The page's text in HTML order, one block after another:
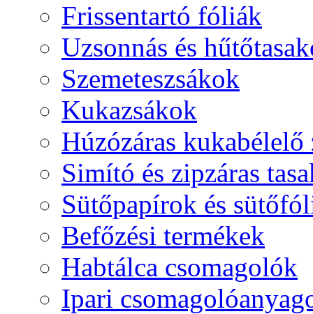
Frissentartó fóliák
Uzsonnás és
Szemeteszsákok
Kukazsákok
Húzózáras kukabélelő
Simító és zipzáras
Sütőpapírok és
Befőzési termékek
Habtálca csomagolók
Ipari